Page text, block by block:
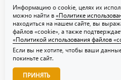
Звоните нам!
Информацию о cookie, целях их
можно найти в «Политике
находиться на нашем сайте, вы
файлов «cookie», а также
«Политикой использования файлов
Если вы не хотите, чтобы ваши
покиньте сайт.
ПРИНЯТЬ